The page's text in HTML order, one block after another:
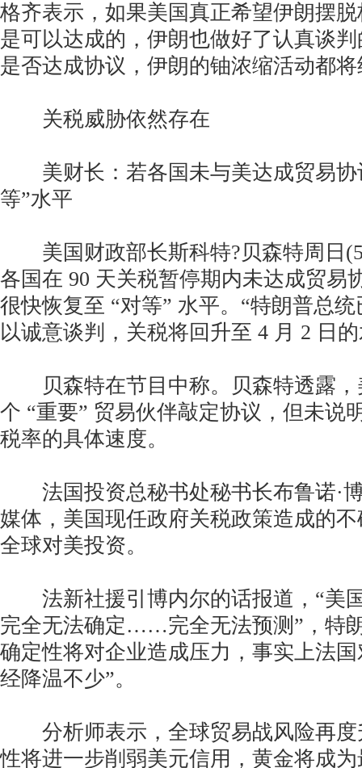
格齐表示，如果美国真正希望伊朗摆
是可以达成的，伊朗也做好了认真谈
是否达成协议，伊朗的铀浓缩活动都
关税威胁依然存在
美财长：若各国未与美达成贸易协
等”水平
美国财政部长斯科特?贝森特周日(5
各国在 90 天关税暂停期内未达成贸易
很快恢复至 “对等” 水平。“特朗普总
以诚意谈判，关税将回升至 4 月 2 日
贝森特在节目中称。贝森特透露，
个 “重要” 贸易伙伴敲定协议，但未说
税率的具体速度。
法国投资总秘书处秘书长布鲁诺·
媒体，美国现任政府关税政策造成的
全球对美投资。
法新社援引博内尔的话报道，“美
完全无法确定……完全无法预测”，特
确定性将对企业造成压力，事实上法
经降温不少”。
分析师表示，全球贸易战风险再度
性将进一步削弱美元信用，黄金将成